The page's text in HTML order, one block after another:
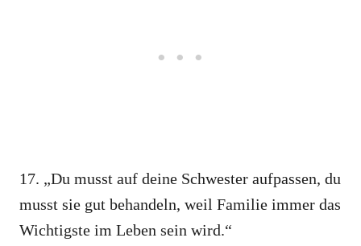
17. „Du musst auf deine Schwester aufpassen, du
musst sie gut behandeln, weil Familie immer das
Wichtigste im Leben sein wird.“